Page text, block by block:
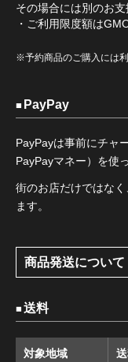
その場合には別のお支
・ご利用限度額は
※予約商品のご購入には利
PayPay
PayPayは事前にチャ
PayPayマネー）を使
街のお店だけではな
ます。
商品発送について
送料
対象地域